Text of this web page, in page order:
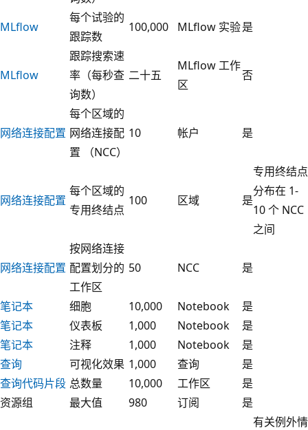
MLflow
每个试验的
跟踪数
100,000 MLflow 实验是
MLflow
跟踪搜索速
率（每秒查
询数）
二十五
MLflow 工作
区
否
网络连接配置
每个区域的
网络连接配
置 （NCC）
10 帐户 是
网络连接配置
每个区域的
专用终结点
100 区域 是
专用终结点
分布在 1-
10 个 NCC
之间
网络连接配置
按网络连接
配置划分的
工作区
50 NCC 是
笔记本 细胞 10,000 Notebook
是
笔记本
仪表板 1,000 Notebook
是
笔记本
注释 1,000 Notebook
是
查询
可视化效果 1,000 查询
是
查询代码片段 总数量 10,000 工作区
是
资源组
最大值 980 订阅 是
有关例外情